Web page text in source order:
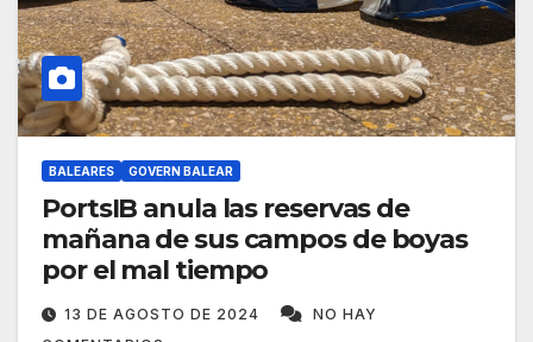
BALEARES GOVERN BALEAR
PortsIB anula las reservas de
mañana de sus campos de boyas
por el mal tiempo
13 DE AGOSTO DE 2024
NO HAY